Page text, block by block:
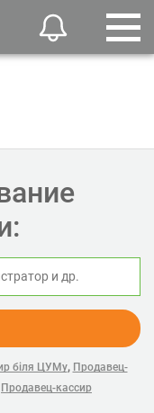
біля ЦУМу, Продавец-
Продавец-кассир